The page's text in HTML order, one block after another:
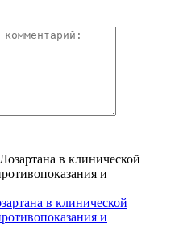
в клинической
и